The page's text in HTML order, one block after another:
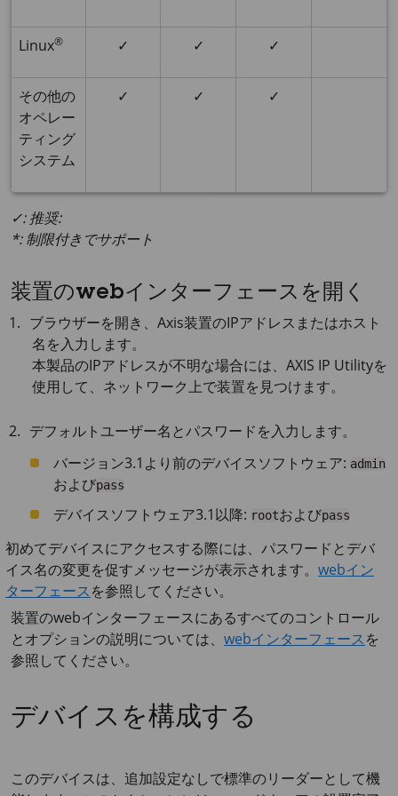
Linux® ✓ ✓ ✓
その他の
オペレー
ティング
システム
✓ ✓ ✓
✓: 推奨:
*: 制限付きでサポート
装置のwebインターフェースを開く
ブラウザーを開き、Axis装置のIPアドレスまたはホスト
名を入力します。
本製品のIPアドレスが不明な場合には、 AXIS IP Utilityを
使用して、ネットワーク上で装置を見つけます。
デフォルトユーザー名とパスワードを入力します。
バージョン3.1より前のデバイスソフトウェア: admin
およびpass
デバイスソフトウェア3.1以降: rootおよびpass
初めてデバイスにアクセスする際には、パスワードとデバ
イス名の変更を促すメッセージが表示されます。 webイン
ターフェースを参照してください。
装置のwebインターフェースにあるすべてのコントロール
とオプションの説明については、 webインターフェースを
参照してください。
デバイスを構成する
このデバイスは、追加設定なしで標準のリーダーとして機